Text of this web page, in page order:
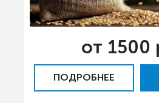
от 1500
ПОДРОБНЕЕ